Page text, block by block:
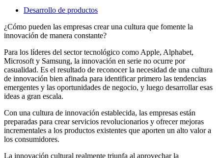
Desarrollo de productos
¿Cómo pueden las empresas crear una cultura que fomente la
innovación de manera constante?
Para los líderes del sector tecnológico como Apple, Alphabet,
Microsoft y Samsung, la innovación en serie no ocurre por
casualidad. Es el resultado de reconocer la necesidad de una cultura
de innovación bien afinada para identificar primero las tendencias
emergentes y las oportunidades de negocio, y luego desarrollar esas
ideas a gran escala.
Con una cultura de innovación establecida, las empresas están
preparadas para crear servicios revolucionarios y ofrecer mejoras
incrementales a los productos existentes que aporten un alto valor a
los consumidores.
La innovación cultural realmente triunfa al aprovechar la